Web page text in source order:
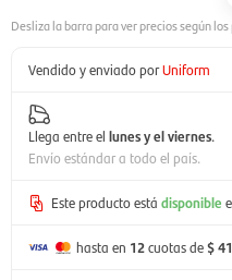
Vendido y enviado porUniform
Llega entre el lunes y el viernes.
Envío estándar a todo el país.
Este producto está disponible
hasta en 12cuotas de$ 41